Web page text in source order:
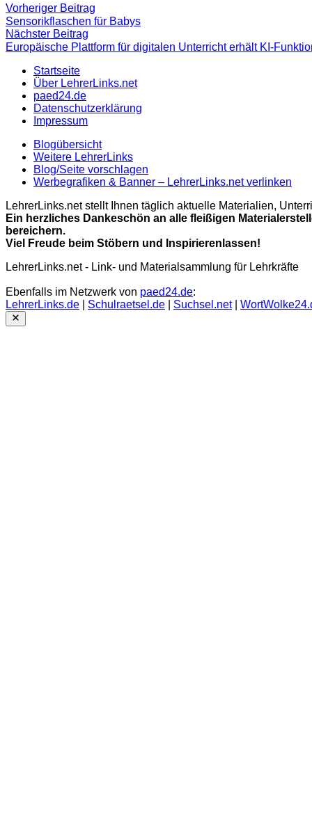
Beitragsnavigation
Vorheriger Beitrag
Beitrag:
Sensorikflaschen für Babys
Nächster Beitrag
Beitrag
Europäische Plattform für digitalen Unterricht erhält KI-
Startseite
Über LehrerLinks.net
paed24.de
Datenschutzerklärung
Impressum
Blogübersicht
Weitere LehrerLinks
Blog/Seite vorschlagen
Werbegrafiken & Banner – LehrerLinks.net verlinken
LehrerLinks.net stellt Ihnen täglich aktuelle Materialien,
Ein herzliches Dankeschön an alle fleißigen
bereichern.
Viel Freude beim Stöbern und Inspirierenlassen!
LehrerLinks.net - Link- und Materialsammlung für Lehrkräfte
Ebenfalls im Netzwerk von paed24.de:
LehrerLinks.de
Schulraetsel.de Suchsel.net|
Close